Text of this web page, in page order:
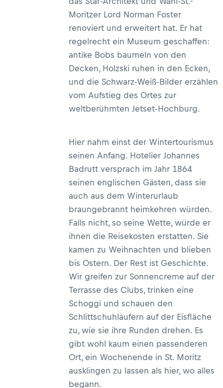
Moritzer Lord Norman Foster
renoviert und erweitert hat. Er hat
regelrecht ein Museum geschaffen:
antike Bobs baumeln von den
Decken, Holzski ruhen in den Ecken,
und die Schwarz-Weiß-Bilder erzählen
vom Aufstieg des Ortes zur
weltberühmten Jetset-Hochburg.
Hier nahm einst der Wintertourismus
seinen Anfang. Hotelier Johannes
Badrutt versprach im Jahr 1864
seinen englischen Gästen, dass sie
auch aus dem Winterurlaub
braungebrannt heimkehren würden.
Falls nicht, so seine Wette, würde er
ihnen die Reisekosten erstatten. Sie
kamen zu Weihnachten und blieben
bis Ostern. Der Rest ist Geschichte.
Wir greifen zur Sonnencreme auf der
Terrasse des Clubs, trinken eine
Schoggi und schauen den
Schlittschuhläufern auf der Eisfläche
zu, wie sie ihre Runden drehen. Es
gibt wohl kaum einen passenderen
Ort, ein Wochenende in St. Moritz
ausklingen zu lassen als hier, wo alles
begann.